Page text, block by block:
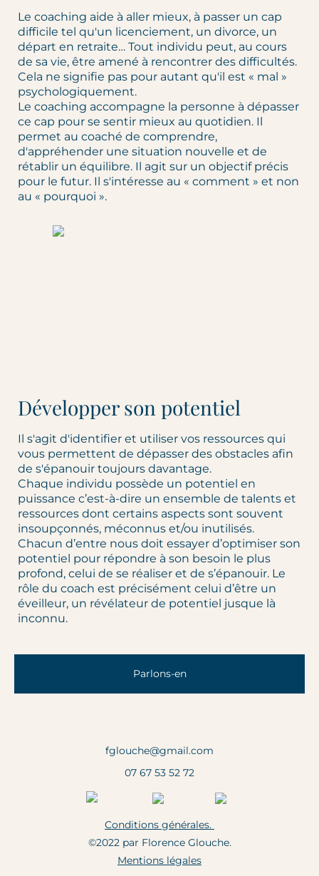
Le coaching aide à aller mieux, à passer un cap
difficile tel qu'un licenciement, un divorce, un
départ en retraite… Tout individu peut, au cours
de sa vie, être amené à rencontrer des difficultés.
Cela ne signifie pas pour autant qu'il est « mal »
psychologiquement.
Le coaching accompagne la personne à dépasser
ce cap pour se sentir mieux au quotidien. Il
permet au coaché de comprendre,
d'appréhender une situation nouvelle et de
rétablir un équilibre. Il agit sur un objectif précis
pour le futur. Il s'intéresse au « comment » et non
au « pourquoi ».
Développer son potentiel
Il s'agit d'identifier et utiliser vos ressources qui
vous permettent de dépasser des obstacles afin
de s'épanouir toujours davantage.
Chaque individu possède un potentiel en
puissance c’est-à-dire un ensemble de talents et
ressources dont certains aspects sont souvent
insoupçonnés, méconnus et/ou inutilisés.
Chacun d’entre nous doit essayer d’optimiser son
potentiel pour répondre à son besoin le plus
profond, celui de se réaliser et de s’épanouir. Le
rôle du coach est précisément celui d’être un
éveilleur, un révélateur de potentiel jusque là
inconnu.
Parlons-en
fglouche@gmail.com
07 67 53 52 72
Conditions générales.
©2022 par Florence Glouche.
Mentions légales